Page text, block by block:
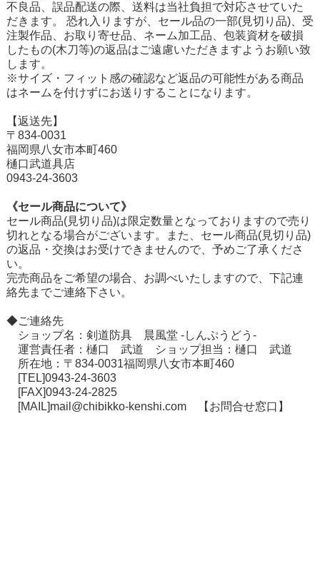
不良品、誤品配送の際、送料は当社負担で対応させていた
だきます。 恐れ入りますが、セール品の一部(見切り品)、受
注製作品、お取り寄せ品、ネーム加工品、包装資材を破損
したもの(木刀等)の返品はご遠慮いただきますようお願い致
します。
※サイズ・フィット感の確認など返品の可能性がある商品
はネームを付けずにお送りすることになります。
【返送先】
〒834-0031
福岡県八女市本町460
樋口武道具店
0943-24-3603
《セール商品について》
セール商品(見切り品)は限定数量となっておりますので売り
切れとなる場合がございます。また、セール商品(見切り品)
の返品・交換はお受けできませんので、予めご了承くださ
い。
完売商品をご希望の場合、お調べいたしますので、下記連
絡先までご連絡下さい。
◆ご連絡先
ショップ名：剣道防具 晨風堂 -しんぷうどう-
運営責任者：樋口 武道 ショップ担当：樋口 武道
所在地：〒834-0031福岡県八女市本町460
[TEL]0943-24-3603
[FAX]0943-24-2825
[MAIL]mail@chibikko-kenshi.com【お問合せ窓口】